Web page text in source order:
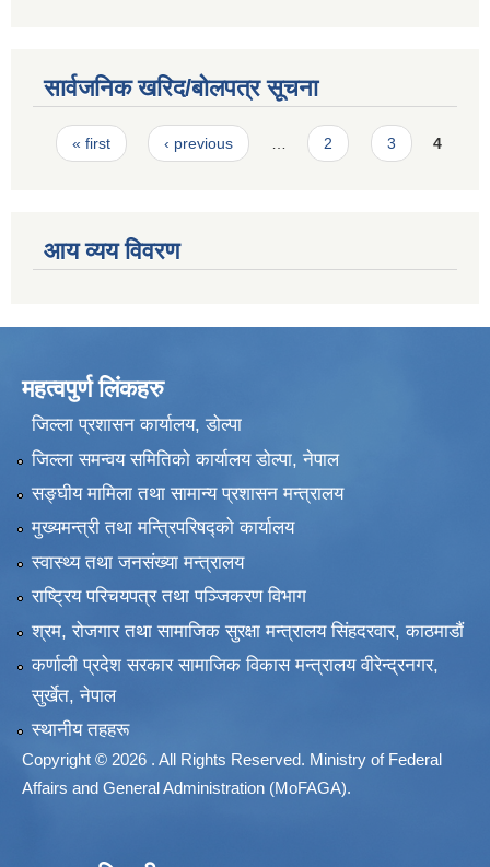
सार्वजनिक खरिद/बोलपत्र सूचना
Pages
« first ‹ previous … 2 3 4
आय व्यय विवरण
महत्वपुर्ण लिंकहरु
जिल्ला प्रशासन कार्यालय, डोल्पा
जिल्ला समन्वय समितिको कार्यालय डोल्पा, नेपाल
सङ्‍घीय मामिला तथा सामान्य प्रशासन मन्त्रालय
मुख्यमन्त्री तथा मन्त्रिपरिषद्को कार्यालय
स्वास्थ्य तथा जनसंख्या मन्त्रालय
राष्ट्रिय परिचयपत्र तथा पञ्जिकरण विभाग
श्रम, रोजगार तथा सामाजिक सुरक्षा मन्त्रालय सिंहदरवार, काठमाडाैं
कर्णाली प्रदेश सरकार सामाजिक विकास मन्त्रालय वीरेन्द्रनगर,
सुर्खेत, नेपाल
स्थानीय तहहरू
Copyright © 2026 . All Rights Reserved. Ministry of Federal
Affairs and General Administration (MoFAGA).